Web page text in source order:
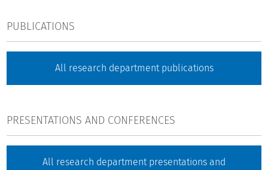
PUBLICATIONS
All research department publications
PRESENTATIONS AND CONFERENCES
All research department presentations and